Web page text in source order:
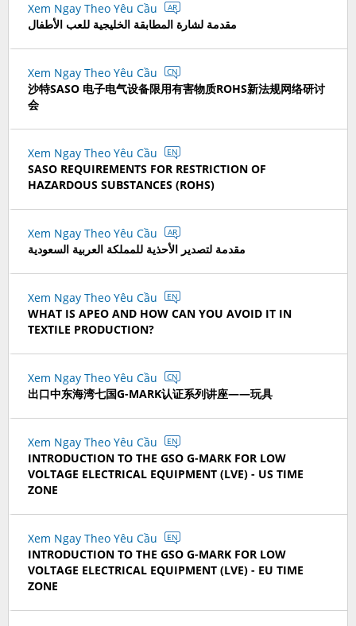
Xem Ngay Theo Yêu Cầu AR
مقدمة لشارة المطابقة الخليجية للعب الأطفال
Xem Ngay Theo Yêu Cầu CN
沙特SASO 电子电气设备限用有害物质ROHS新法规网络研讨
会
Xem Ngay Theo Yêu Cầu EN
SASO REQUIREMENTS FOR RESTRICTION OF
HAZARDOUS SUBSTANCES (ROHS)
Xem Ngay Theo Yêu Cầu AR
مقدمة لتصدير الأحذية للمملكة العربية السعودية
Xem Ngay Theo Yêu Cầu EN
WHAT IS APEO AND HOW CAN YOU AVOID IT IN
TEXTILE PRODUCTION?
Xem Ngay Theo Yêu Cầu CN
出口中东海湾七国G-MARK认证系列讲座——玩具
Xem Ngay Theo Yêu Cầu EN
INTRODUCTION TO THE GSO G-MARK FOR LOW
VOLTAGE ELECTRICAL EQUIPMENT (LVE) - US TIME
ZONE
Xem Ngay Theo Yêu Cầu EN
INTRODUCTION TO THE GSO G-MARK FOR LOW
VOLTAGE ELECTRICAL EQUIPMENT (LVE) - EU TIME
ZONE